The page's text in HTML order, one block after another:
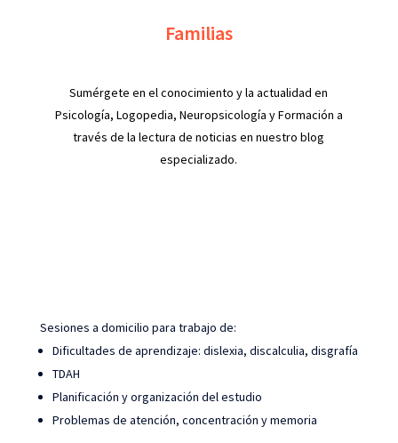
Familias
Sumérgete en el conocimiento y la actualidad en
Psicología, Logopedia, Neuropsicología y Formación a
través de la lectura de noticias en nuestro blog
especializado.
Sesiones a domicilio para trabajo de:
Dificultades de aprendizaje: dislexia, discalculia, disgrafía
TDAH
Planificación y organización del estudio
Problemas de atención, concentración y memoria